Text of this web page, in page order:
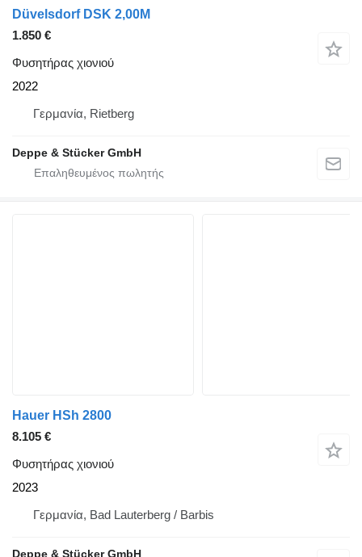
Düvelsdorf DSK 2,00M
1.850 €
Φυσητήρας χιονιού
2022
Γερμανία, Rietberg
Deppe & Stücker GmbH
Hauer HSh 2800
8.105 €
Φυσητήρας χιονιού
2023
Γερμανία, Bad Lauterberg / Barbis
Deppe & Stücker GmbH